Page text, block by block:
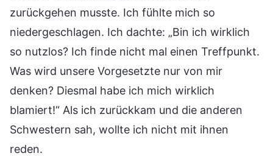
zurückgehen musste. Ich fühlte mich so
niedergeschlagen. Ich dachte: „Bin ich wirklich
so nutzlos? Ich finde nicht mal einen Treffpunkt.
Was wird unsere Vorgesetzte nur von mir
denken? Diesmal habe ich mich wirklich
blamiert!“ Als ich zurückkam und die anderen
Schwestern sah, wollte ich nicht mit ihnen
reden.